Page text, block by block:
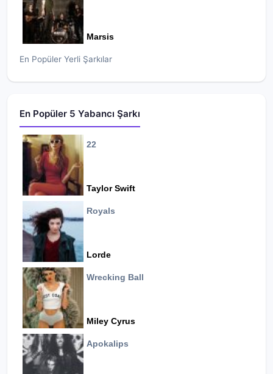
Marsis
En Popüler Yerli Şarkılar
En Popüler 5 Yabancı Şarkı
22
Taylor Swift
Royals
Lorde
Wrecking Ball
Miley Cyrus
Apokalips